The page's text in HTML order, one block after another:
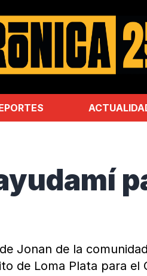
Jonan de la
de Loma Plata para el